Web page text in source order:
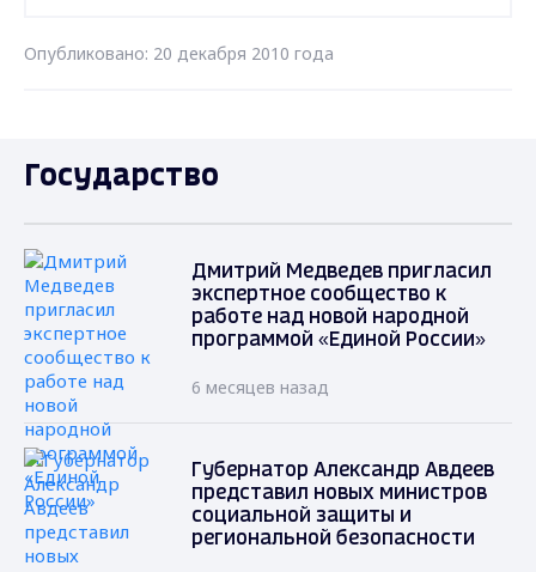
Опубликовано: 20 декабря 2010 года
Государство
Дмитрий Медведев пригласил
экспертное сообщество к
работе над новой народной
программой «Единой России»
6 месяцев назад
Губернатор Александр Авдеев
представил новых министров
социальной защиты и
региональной безопасности